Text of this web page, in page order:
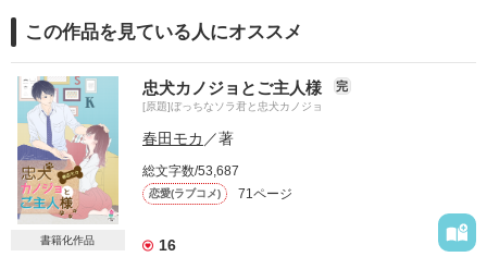
この作品を見ている人にオススメ
書籍化作品
忠犬カノジョとご主人様 完
[原題]ぼっちなソラ君と忠犬カノジョ
春田モカ ／著
総文字数/53,687
恋愛(ラブコメ) 71ページ
16